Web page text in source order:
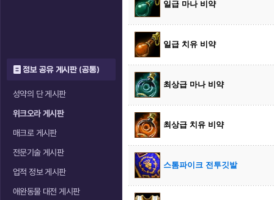
정보 공유 게시판 (공통)
성약의 단 게시판
위크오라 게시판
매크로 게시판
전문기술 게시판
업적 정보 게시판
애완동물 대전 게시판
일급 마나 비약
일급 치유 비약
최상급 마나 비약
최상급 치유 비약
스톰파이크 전투깃발